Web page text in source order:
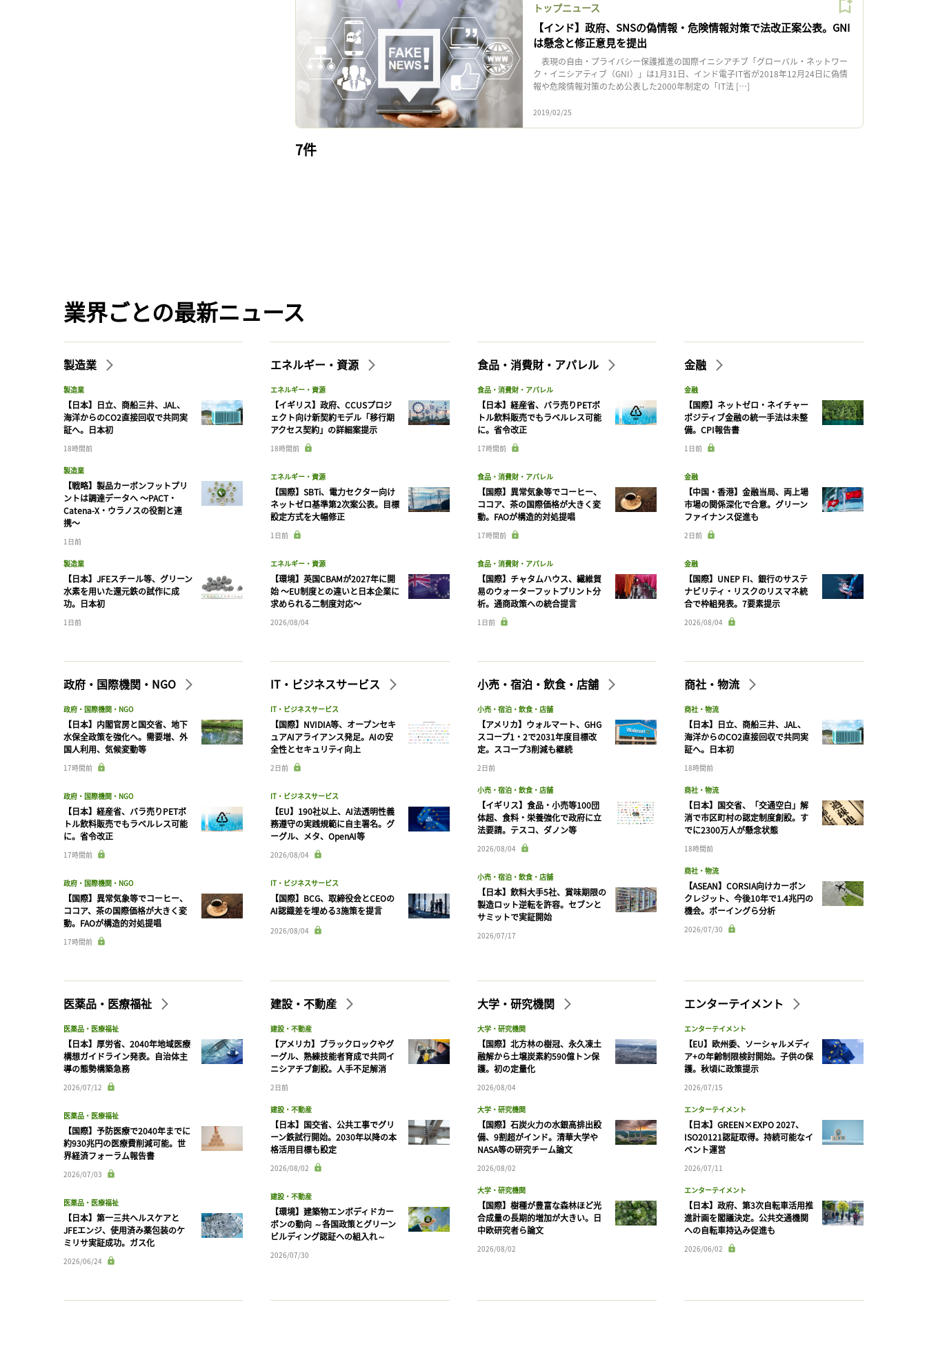
トップニュース
【インド】政府、SNSの偽情報・危険情報対策で法改正案公表。GNI
は懸念と修正意見を提出
表現の自由・プライバシー保護推進の国際イニシアチブ「グローバル・ネットワー
ク・イニシアティブ（GNI）」は1月31日、インド電子IT省が2018年12月24日に偽情
報や危険情報対策のため公表した2000年制定の「IT法 […]
2019/02/25
7件
業界ごとの最新ニュース
製造業
製造業
【日本】日立、商船三井、JAL、
海洋からのCO2直接回収で共同実
証へ。日本初
18時間前
製造業
【戦略】製品カーボンフットプリ
ントは調達データへ 〜PACT・
Catena-X・ウラノスの役割と連
携〜
1日前
製造業
【日本】JFEスチール等、グリーン
水素を用いた還元鉄の試作に成
功。日本初
1日前
エネルギー・資源
エネルギー・資源
【イギリス】政府、CCUSプロジ
ェクト向け新契約モデル「移行期
アクセス契約」の詳細案提示
18時間前
エネルギー・資源
【国際】SBTi、電力セクター向け
ネットゼロ基準第2次案公表。目標
設定方式を大幅修正
1日前
エネルギー・資源
【環境】英国CBAMが2027年に開
始 〜EU制度との違いと日本企業に
求められる二制度対応〜
2026/08/04
食品・消費財・アパレル
食品・消費財・アパレル
【日本】経産省、バラ売りPETボ
トル飲料販売でもラベルレス可能
に。省令改正
17時間前
食品・消費財・アパレル
【国際】異常気象等でコーヒー、
ココア、茶の国際価格が大きく変
動。FAOが構造的対処提唱
17時間前
食品・消費財・アパレル
【国際】チャタムハウス、繊維貿
易のウォーターフットプリント分
析。通商政策への統合提言
1日前
金融
金融
【国際】ネットゼロ・ネイチャー
ポジティブ金融の統一手法は未整
備。CPI報告書
1日前
金融
【中国・香港】金融当局、両上場
市場の関係深化で合意。グリーン
ファイナンス促進も
2日前
金融
【国際】UNEP FI、銀行のサステ
ナビリティ・リスクのリスマネ統
合で枠組発表。7要素提示
2026/08/04
政府・国際機関・NGO
政府・国際機関・NGO
【日本】内閣官房と国交省、地下
水保全政策を強化へ。需要増、外
国人利用、気候変動等
17時間前
政府・国際機関・NGO
【日本】経産省、バラ売りPETボ
トル飲料販売でもラベルレス可能
に。省令改正
17時間前
政府・国際機関・NGO
【国際】異常気象等でコーヒー、
ココア、茶の国際価格が大きく変
動。FAOが構造的対処提唱
17時間前
IT・ビジネスサービス
IT・ビジネスサービス
【国際】NVIDIA等、オープンセキ
ュアAIアライアンス発足。AIの安
全性とセキュリティ向上
2日前
IT・ビジネスサービス
【EU】190社以上、AI法透明性義
務遵守の実践規範に自主署名。グ
ーグル、メタ、OpenAI等
2026/08/04
IT・ビジネスサービス
【国際】BCG、取締役会とCEOの
AI認識差を埋める3施策を提言
2026/08/04
小売・宿泊・飲食・店舗
小売・宿泊・飲食・店舗
【アメリカ】ウォルマート、GHG
スコープ1・2で2031年度目標改
定。スコープ3削減も継続
2日前
小売・宿泊・飲食・店舗
【イギリス】食品・小売等100団
体超、食料・栄養強化で政府に立
法要請。テスコ、ダノン等
2026/08/04
小売・宿泊・飲食・店舗
【日本】飲料大手5社、賞味期限の
製造ロット逆転を許容。セブンと
サミットで実証開始
2026/07/17
商社・物流
商社・物流
【日本】日立、商船三井、JAL、
海洋からのCO2直接回収で共同実
証へ。日本初
18時間前
商社・物流
【日本】国交省、「交通空白」解
消で市区町村の認定制度創設。す
でに2300万人が懸念状態
18時間前
商社・物流
【ASEAN】CORSIA向けカーボン
クレジット、今後10年で1.4兆円の
機会。ボーイングら分析
2026/07/30
医薬品・医療福祉
医薬品・医療福祉
【日本】厚労省、2040年地域医療
構想ガイドライン発表。自治体主
導の態勢構築急務
2026/07/12
医薬品・医療福祉
【国際】予防医療で2040年までに
約930兆円の医療費削減可能。世
界経済フォーラム報告書
2026/07/03
医薬品・医療福祉
【日本】第一三共ヘルスケアと
JFEエンジ、使用済み薬包装のケ
ミリサ実証成功。ガス化
2026/06/24
建設・不動産
建設・不動産
【アメリカ】ブラックロックやグ
ーグル、熟練技能者育成で共同イ
ニシアチブ創設。人手不足解消
2日前
建設・不動産
【日本】国交省、公共工事でグリ
ーン鉄試行開始。2030年以降の本
格活用目標も設定
2026/08/02
建設・不動産
【環境】建築物エンボディドカー
ボンの動向 ～各国政策とグリーン
ビルディング認証への組入れ～
2026/07/30
大学・研究機関
大学・研究機関
【国際】北方林の樹冠、永久凍土
融解から土壌炭素約590億トン保
護。初の定量化
2026/08/04
大学・研究機関
【国際】石炭火力の水銀高排出設
備、9割超がインド。清華大学や
NASA等の研究チーム論文
2026/08/02
大学・研究機関
【国際】樹種が豊富な森林ほど光
合成量の長期的増加が大きい。日
中欧研究者ら論文
2026/08/02
エンターテイメント
エンターテイメント
【EU】欧州委、ソーシャルメディ
ア+の年齢制限検討開始。子供の保
護。秋頃に政策提示
2026/07/15
エンターテイメント
【日本】GREEN×EXPO 2027、
ISO20121認証取得。持続可能なイ
ベント運営
2026/07/11
エンターテイメント
【日本】政府、第3次自転車活用推
進計画を閣議決定。公共交通機関
への自転車持込み促進も
2026/06/02
記事をお気に入りに保存するには
ログインが必要です
会員登録